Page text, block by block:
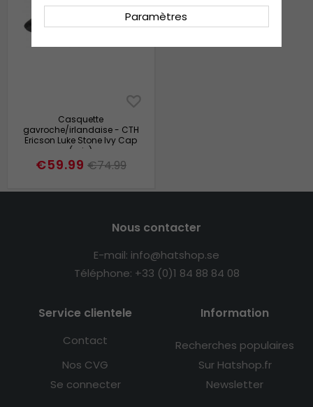
Casquette
gavroche/irlandaise - CTH
Ericson Luke Stone Ivy Cap
(gris)
€59.99 €74.99
Nous contacter
E-mail: info@hatshop.se
Téléphone: +33 (0)1 84 88 84 08
Service clientele
Contact
Nos CVG
Se connecter
Information
Recherches populaires
Sur Hatshop.fr
Newsletter
Paramètres